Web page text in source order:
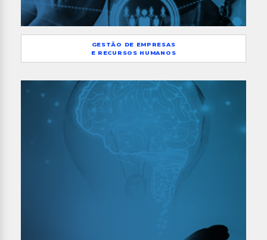
GESTÃO DE EMPRESAS
E RECURSOS HUMANOS